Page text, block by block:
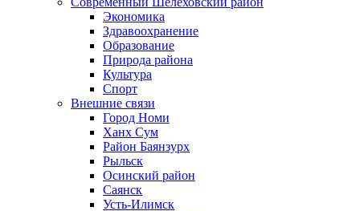
Экономика
Здравоохранение
Образование
Природа района
Культура
Спорт
Внешние связи
Город Номи
Ханх Сум
Район Баянзурх
Рыльск
Осинский район
Саянск
Усть-Илимск